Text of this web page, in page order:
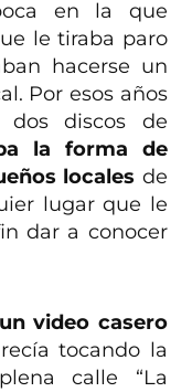
en la que
le tiraba paro
hacerse un
Por esos años
dos discos de
la forma de
locales de
lugar que le
dar a conocer
video casero
tocando la
calle “La